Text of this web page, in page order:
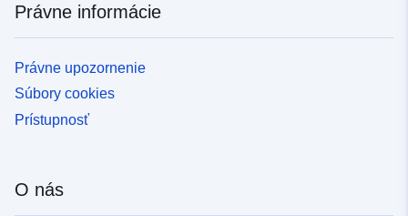
Právne informácie
Právne upozornenie
Súbory cookies
Prístupnosť
O nás